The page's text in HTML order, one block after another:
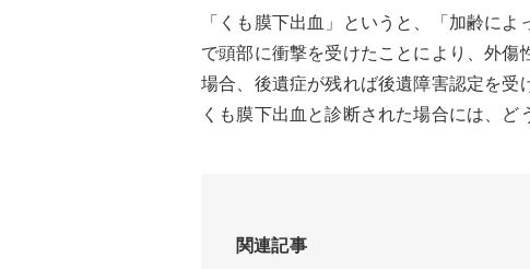
「くも膜下出血」というと、「加齢に
で頭部に衝撃を受けたことにより、外
場合、後遺症が残れば後遺障害認定を受
くも膜下出血と診断された場合には、
関連記事